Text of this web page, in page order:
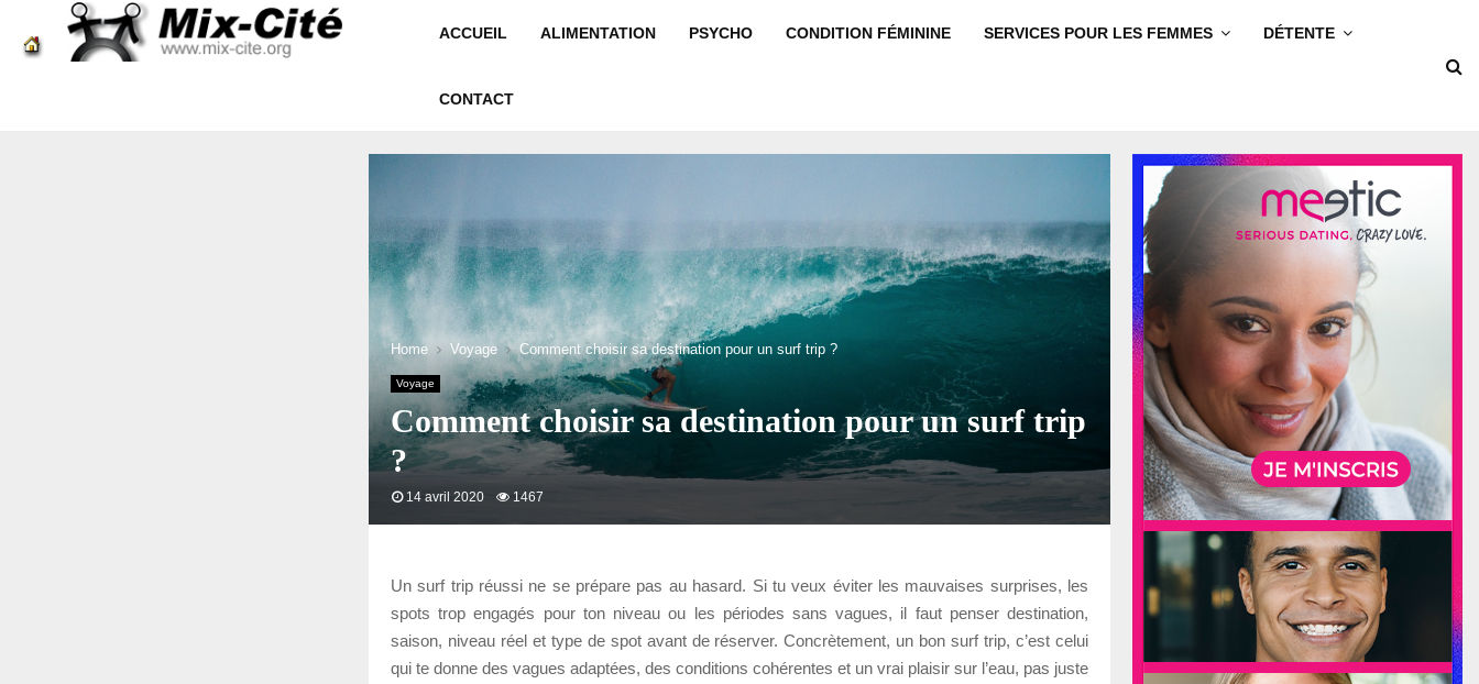
ACCUEIL ALIMENTATION PSYCHO CONDITION FÉMININE SERVICES POUR LES FEMMES DÉTENTE
CONTACT
Home Voyage Comment choisir sa destination pour un surf trip ?
Voyage
Comment choisir sa destination pour un surf trip
?
14 avril 2020 1467
Un surf trip réussi ne se prépare pas au hasard. Si tu veux éviter les mauvaises surprises, les
spots trop engagés pour ton niveau ou les périodes sans vagues, il faut penser destination,
saison, niveau réel et type de spot avant de réserver. Concrètement, un bon surf trip, c’est celui
qui te donne des vagues adaptées, des conditions cohérentes et un vrai plaisir sur l’eau, pas juste